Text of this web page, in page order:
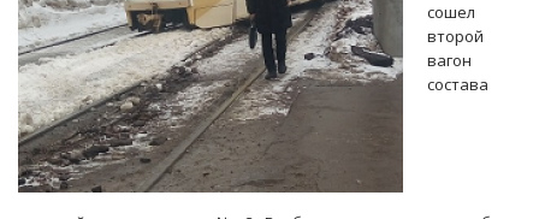
сошел
второй
вагон
состава